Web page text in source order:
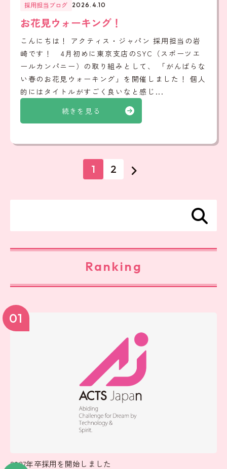
続きを見る
採用担当ブログ 2026.4.10
お花見ウォーキング！
こんにちは！ アクティス・ジャパン 採用担当の岩
崎です！ 4月初めに東京支店のSYC（スポーツエ
ールカンパニー）の取り組みとして、 「がんばらな
い春のお花見ウォーキング」を開催しました！ 個人
的にはタイトルがすごく良いなと感じ...
1 2
Ranking
01
2027年卒採用を開始しました